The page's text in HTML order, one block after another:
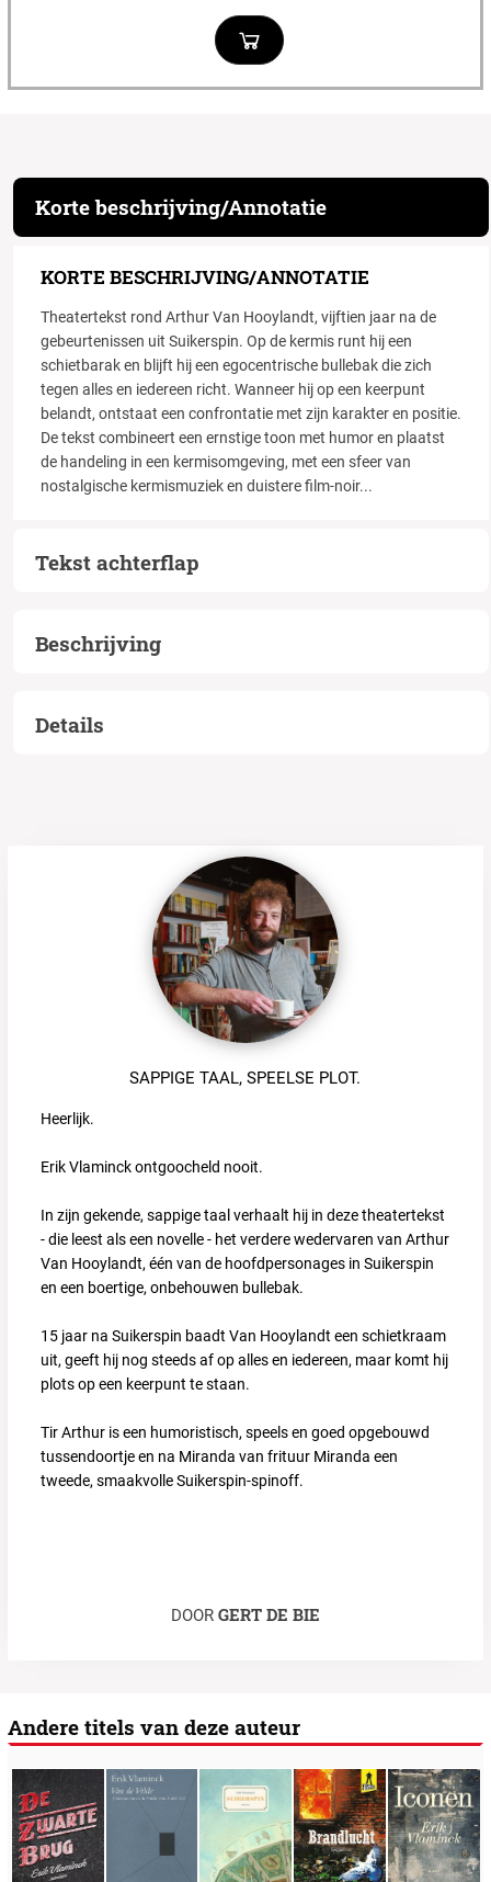
Korte beschrijving/Annotatie
KORTE BESCHRIJVING/ANNOTATIE
Theatertekst rond Arthur Van Hooylandt, vijftien jaar na de
gebeurtenissen uit Suikerspin. Op de kermis runt hij een
schietbarak en blijft hij een egocentrische bullebak die zich
tegen alles en iedereen richt. Wanneer hij op een keerpunt
belandt, ontstaat een confrontatie met zijn karakter en positie.
De tekst combineert een ernstige toon met humor en plaatst
de handeling in een kermisomgeving, met een sfeer van
nostalgische kermismuziek en duistere film-noir...
Tekst achterflap
Beschrijving
Details
SAPPIGE TAAL, SPEELSE PLOT.
Heerlijk.
Erik Vlaminck ontgoocheld nooit.
In zijn gekende, sappige taal verhaalt hij in deze theatertekst
- die leest als een novelle - het verdere wedervaren van Arthur
Van Hooylandt, één van de hoofdpersonages in Suikerspin
en een boertige, onbehouwen bullebak.
15 jaar na Suikerspin baadt Van Hooylandt een schietkraam
uit, geeft hij nog steeds af op alles en iedereen, maar komt hij
plots op een keerpunt te staan.
Tir Arthur is een humoristisch, speels en goed opgebouwd
tussendoortje en na Miranda van frituur Miranda een
tweede, smaakvolle Suikerspin-spinoff.
DOOR GERT DE BIE
Andere titels van deze auteur